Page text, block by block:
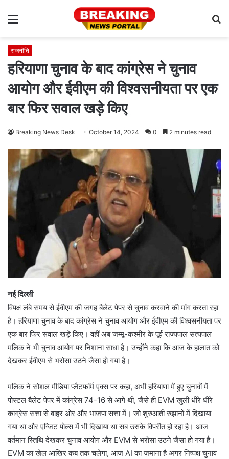
Menu
राजनीति
हरियाणा चुनाव के बाद कांग्रेस ने चुनाव
आयोग और ईवीएम की विश्वसनीयता पर एक
बार फिर सवाल खड़े किए
Breaking News Desk October 14, 2024 0 2 minutes read
नई दिल्ली
विपक्ष लंबे समय से ईवीएम की जगह बैलेट पेपर से चुनाव करवाने की मांग करता रहा
है। हरियाणा चुनाव के बाद कांग्रेस ने चुनाव आयोग और ईवीएम की विश्वसनीयता पर
एक बार फिर सवाल खड़े किए। वहीं अब जम्मू-कश्मीर के पूर्व राज्यपाल सत्यपाल
मलिक ने भी चुनाव आयोग पर निशाना साधा है। उन्होंने कहा कि आज के हालात को
देखकर ईवीएम से भरोसा उठने जैसा हो गया है।
मलिक ने सोशल मीडिया प्लैटफॉर्म एक्स पर कहा, अभी हरियाणा में हुए चुनावों में
पोस्टल बैलेट पेपर में कांग्रेस 74-16 से आगे थी, जैसे ही EVM खुली धीरे धीरे
कांग्रेस सत्ता से बाहर ओर और भाजपा सत्ता में। जो शुरुआती रुझानों में दिखाया
गया था और एग्जिट पोल्स में भी दिखाया था सब उसके विपरीत हो रहा है। आज
वर्तमान स्तिथि देखकर चुनाव आयोग और EVM से भरोसा उठने जैसा हो गया है।
EVM का खेल आखिर कब तक चलेगा, आज AI का ज़माना है अगर निष्पक्ष चुनाव